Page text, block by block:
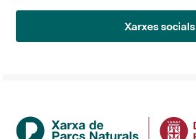
Xarxes socials